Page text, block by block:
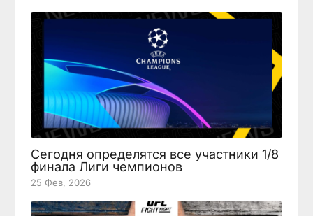
Сегодня определятся все участники 1/8
финала Лиги чемпионов
25 Фев, 2026